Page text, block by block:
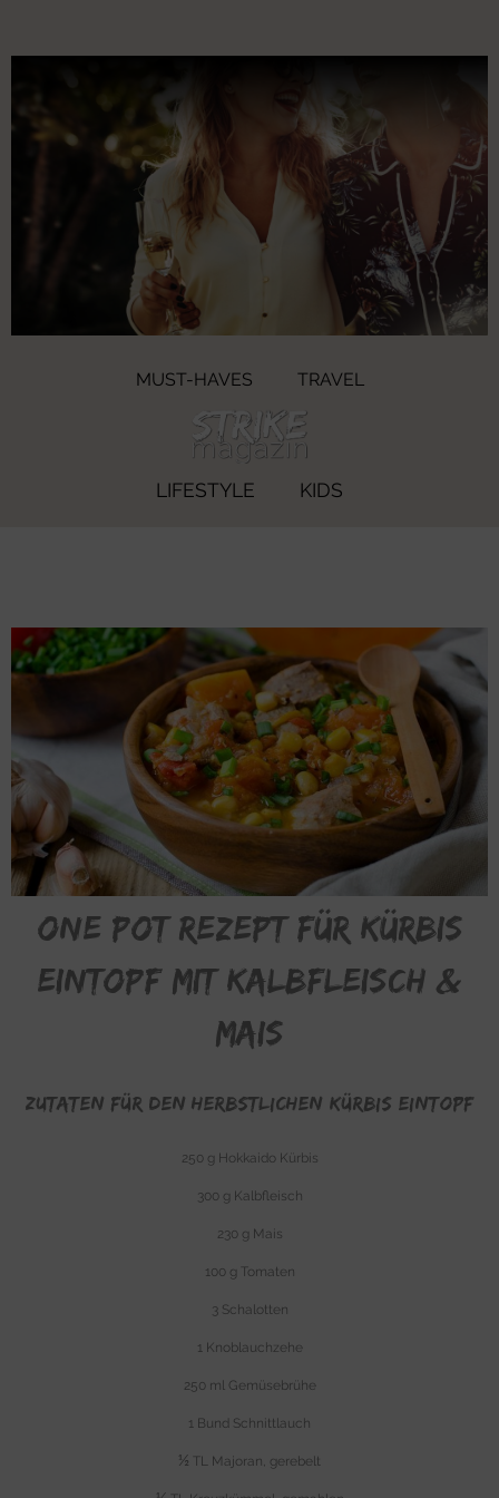
MUST-HAVES TRAVEL
LIFESTYLE KIDS
One Pot Rezept für Kürbis
Eintopf mit Kalbfleisch &
Mais
Zutaten für den herbstlichen Kürbis Eintopf
250 g Hokkaido Kürbis
300 g Kalbfleisch
230 g Mais
100 g Tomaten
3 Schalotten
1 Knoblauchzehe
250 ml Gemüsebrühe
1 Bund Schnittlauch
½ TL Majoran, gerebelt